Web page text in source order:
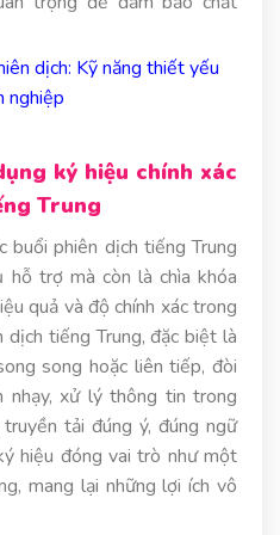
dịch: Kỹ năng thiết yếu
nghiệp
ký hiệu chính xác
Trung
buổi phiên dịch tiếng Trung
trợ mà còn là chìa khóa
quả và độ chính xác trong
tiếng Trung, đặc biệt là
song hoặc liên tiếp, đòi
nhạy, xử lý thông tin trong
tải đúng ý, đúng ngữ
hiệu đóng vai trò như một
mang lại những lợi ích vô